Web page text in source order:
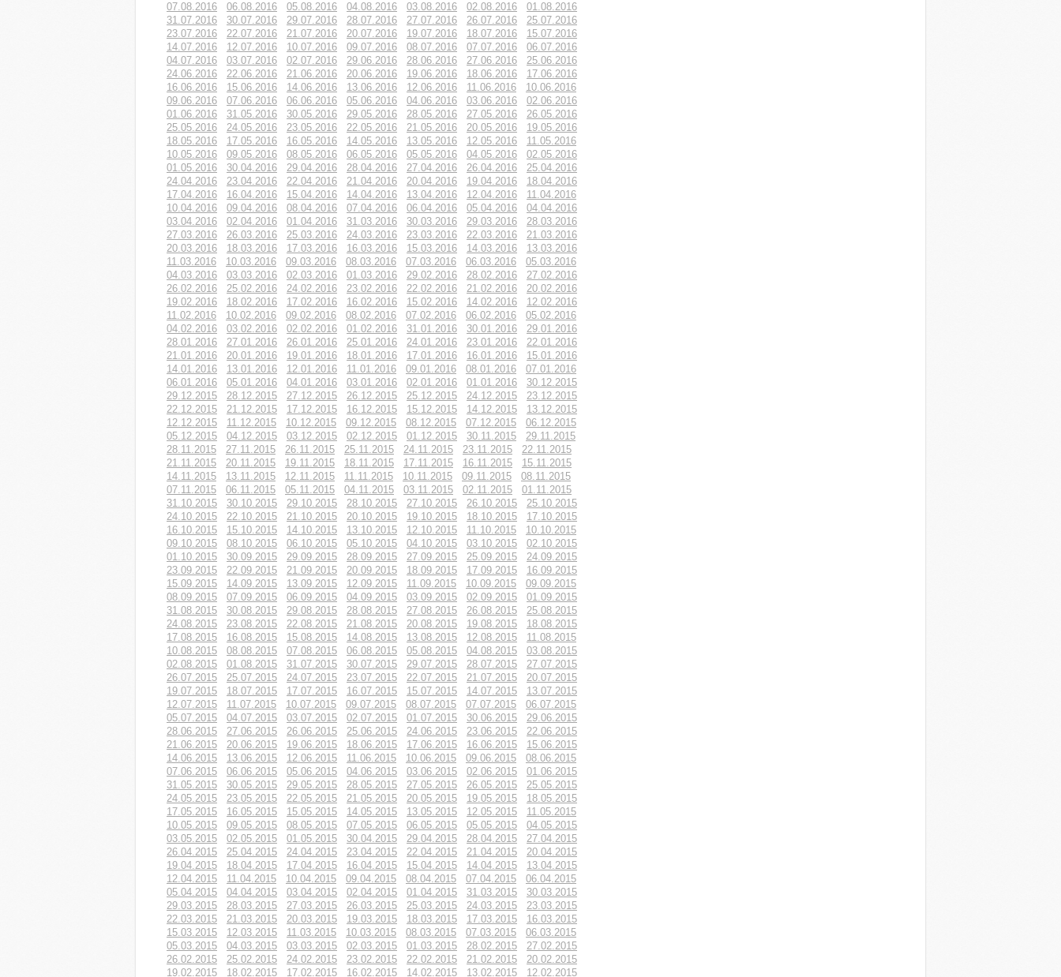
07.08.2016
06.08.2016 05.08.2016 04.08.2016 03.08.2016 02.08.2016
01.08.2016
31.07.2016
30.07.2016 29.07.2016 28.07.2016 27.07.2016 26.07.2016
25.07.2016
23.07.2016
22.07.2016 21.07.2016 20.07.2016 19.07.2016 18.07.2016
15.07.2016
14.07.2016
12.07.2016 10.07.2016 09.07.2016 08.07.2016 07.07.2016
06.07.2016
04.07.2016
03.07.2016 02.07.2016 29.06.2016 28.06.2016 27.06.2016
25.06.2016
24.06.2016
22.06.2016 21.06.2016 20.06.2016 19.06.2016 18.06.2016
17.06.2016
16.06.2016
15.06.2016 14.06.2016 13.06.2016 12.06.2016 11.06.2016
10.06.2016
09.06.2016
07.06.2016 06.06.2016 05.06.2016 04.06.2016 03.06.2016
02.06.2016
01.06.2016
31.05.2016 30.05.2016 29.05.2016 28.05.2016 27.05.2016
26.05.2016
25.05.2016
24.05.2016 23.05.2016 22.05.2016 21.05.2016 20.05.2016
19.05.2016
18.05.2016
17.05.2016 16.05.2016 14.05.2016 13.05.2016 12.05.2016
11.05.2016
10.05.2016
09.05.2016 08.05.2016 06.05.2016 05.05.2016 04.05.2016
02.05.2016
01.05.2016
30.04.2016 29.04.2016 28.04.2016 27.04.2016 26.04.2016
25.04.2016
24.04.2016
23.04.2016 22.04.2016 21.04.2016 20.04.2016 19.04.2016
18.04.2016
17.04.2016
16.04.2016 15.04.2016 14.04.2016 13.04.2016 12.04.2016
11.04.2016
10.04.2016
09.04.2016 08.04.2016 07.04.2016 06.04.2016 05.04.2016
04.04.2016
03.04.2016
02.04.2016 01.04.2016 31.03.2016 30.03.2016 29.03.2016
28.03.2016
27.03.2016
26.03.2016 25.03.2016 24.03.2016 23.03.2016 22.03.2016
21.03.2016
20.03.2016
18.03.2016 17.03.2016 16.03.2016 15.03.2016 14.03.2016
13.03.2016
11.03.2016
10.03.2016 09.03.2016 08.03.2016 07.03.2016 06.03.2016
05.03.2016
04.03.2016
03.03.2016 02.03.2016 01.03.2016 29.02.2016 28.02.2016
27.02.2016
26.02.2016
25.02.2016 24.02.2016 23.02.2016 22.02.2016 21.02.2016
20.02.2016
19.02.2016
18.02.2016 17.02.2016 16.02.2016 15.02.2016 14.02.2016
12.02.2016
11.02.2016
10.02.2016 09.02.2016 08.02.2016 07.02.2016 06.02.2016
05.02.2016
04.02.2016
03.02.2016 02.02.2016 01.02.2016 31.01.2016 30.01.2016
29.01.2016
28.01.2016
27.01.2016 26.01.2016 25.01.2016 24.01.2016 23.01.2016
22.01.2016
21.01.2016
20.01.2016 19.01.2016 18.01.2016 17.01.2016 16.01.2016
15.01.2016
14.01.2016
13.01.2016 12.01.2016 11.01.2016 09.01.2016 08.01.2016
07.01.2016
06.01.2016
05.01.2016 04.01.2016 03.01.2016 02.01.2016 01.01.2016
30.12.2015
29.12.2015
28.12.2015 27.12.2015 26.12.2015 25.12.2015 24.12.2015
23.12.2015
22.12.2015
21.12.2015 17.12.2015 16.12.2015 15.12.2015 14.12.2015
13.12.2015
12.12.2015
11.12.2015 10.12.2015 09.12.2015 08.12.2015 07.12.2015
06.12.2015
05.12.2015
04.12.2015 03.12.2015 02.12.2015 01.12.2015 30.11.2015
29.11.2015
28.11.2015
27.11.2015 26.11.2015 25.11.2015 24.11.2015 23.11.2015
22.11.2015
21.11.2015
20.11.2015 19.11.2015 18.11.2015 17.11.2015 16.11.2015
15.11.2015
14.11.2015
13.11.2015 12.11.2015 11.11.2015 10.11.2015 09.11.2015
08.11.2015
07.11.2015
06.11.2015 05.11.2015 04.11.2015 03.11.2015 02.11.2015
01.11.2015
31.10.2015
30.10.2015 29.10.2015 28.10.2015 27.10.2015 26.10.2015
25.10.2015
24.10.2015
22.10.2015 21.10.2015 20.10.2015 19.10.2015 18.10.2015
17.10.2015
16.10.2015
15.10.2015 14.10.2015 13.10.2015 12.10.2015 11.10.2015
10.10.2015
09.10.2015
08.10.2015 06.10.2015 05.10.2015 04.10.2015 03.10.2015
02.10.2015
01.10.2015
30.09.2015 29.09.2015 28.09.2015 27.09.2015 25.09.2015
24.09.2015
23.09.2015
22.09.2015 21.09.2015 20.09.2015 18.09.2015 17.09.2015
16.09.2015
15.09.2015
14.09.2015 13.09.2015 12.09.2015 11.09.2015 10.09.2015
09.09.2015
08.09.2015
07.09.2015 06.09.2015 04.09.2015 03.09.2015 02.09.2015
01.09.2015
31.08.2015
30.08.2015 29.08.2015 28.08.2015 27.08.2015 26.08.2015
25.08.2015
24.08.2015
23.08.2015 22.08.2015 21.08.2015 20.08.2015 19.08.2015
18.08.2015
17.08.2015
16.08.2015 15.08.2015 14.08.2015 13.08.2015 12.08.2015
11.08.2015
10.08.2015
08.08.2015 07.08.2015 06.08.2015 05.08.2015 04.08.2015
03.08.2015
02.08.2015
01.08.2015 31.07.2015 30.07.2015 29.07.2015 28.07.2015
27.07.2015
26.07.2015
25.07.2015 24.07.2015 23.07.2015 22.07.2015 21.07.2015
20.07.2015
19.07.2015
18.07.2015 17.07.2015 16.07.2015 15.07.2015 14.07.2015
13.07.2015
12.07.2015
11.07.2015 10.07.2015 09.07.2015 08.07.2015 07.07.2015
06.07.2015
05.07.2015
04.07.2015 03.07.2015 02.07.2015 01.07.2015 30.06.2015
29.06.2015
28.06.2015
27.06.2015 26.06.2015 25.06.2015 24.06.2015 23.06.2015
22.06.2015
21.06.2015
20.06.2015 19.06.2015 18.06.2015 17.06.2015 16.06.2015
15.06.2015
14.06.2015
13.06.2015 12.06.2015 11.06.2015 10.06.2015 09.06.2015
08.06.2015
07.06.2015
06.06.2015 05.06.2015 04.06.2015 03.06.2015 02.06.2015
01.06.2015
31.05.2015
30.05.2015 29.05.2015 28.05.2015 27.05.2015 26.05.2015
25.05.2015
24.05.2015
23.05.2015 22.05.2015 21.05.2015 20.05.2015 19.05.2015
18.05.2015
17.05.2015
16.05.2015 15.05.2015 14.05.2015 13.05.2015 12.05.2015
11.05.2015
10.05.2015
09.05.2015 08.05.2015 07.05.2015 06.05.2015 05.05.2015
04.05.2015
03.05.2015
02.05.2015 01.05.2015 30.04.2015 29.04.2015 28.04.2015
27.04.2015
26.04.2015
25.04.2015 24.04.2015 23.04.2015 22.04.2015 21.04.2015
20.04.2015
19.04.2015
18.04.2015 17.04.2015 16.04.2015 15.04.2015 14.04.2015
13.04.2015
12.04.2015
11.04.2015 10.04.2015 09.04.2015 08.04.2015 07.04.2015
06.04.2015
05.04.2015
04.04.2015 03.04.2015 02.04.2015 01.04.2015 31.03.2015
30.03.2015
29.03.2015
28.03.2015 27.03.2015 26.03.2015 25.03.2015 24.03.2015
23.03.2015
22.03.2015
21.03.2015 20.03.2015 19.03.2015 18.03.2015 17.03.2015
16.03.2015
15.03.2015
12.03.2015 11.03.2015 10.03.2015 08.03.2015 07.03.2015
06.03.2015
05.03.2015
04.03.2015 03.03.2015 02.03.2015 01.03.2015 28.02.2015
27.02.2015
26.02.2015
25.02.2015 24.02.2015 23.02.2015 22.02.2015 21.02.2015
20.02.2015
19.02.2015
18.02.2015 17.02.2015 16.02.2015 14.02.2015 13.02.2015 12.02.2015